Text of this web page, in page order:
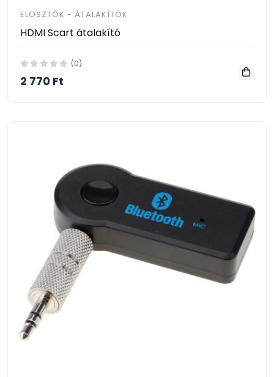
ELOSZTÓK - ÁTALAKÍTÓK
HDMI Scart átalakító
(0)
2 770 Ft